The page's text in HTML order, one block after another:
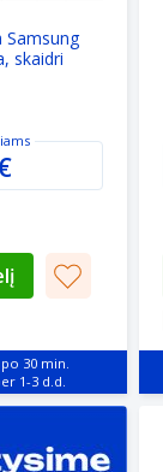
Samsung
skaidri
30 min.